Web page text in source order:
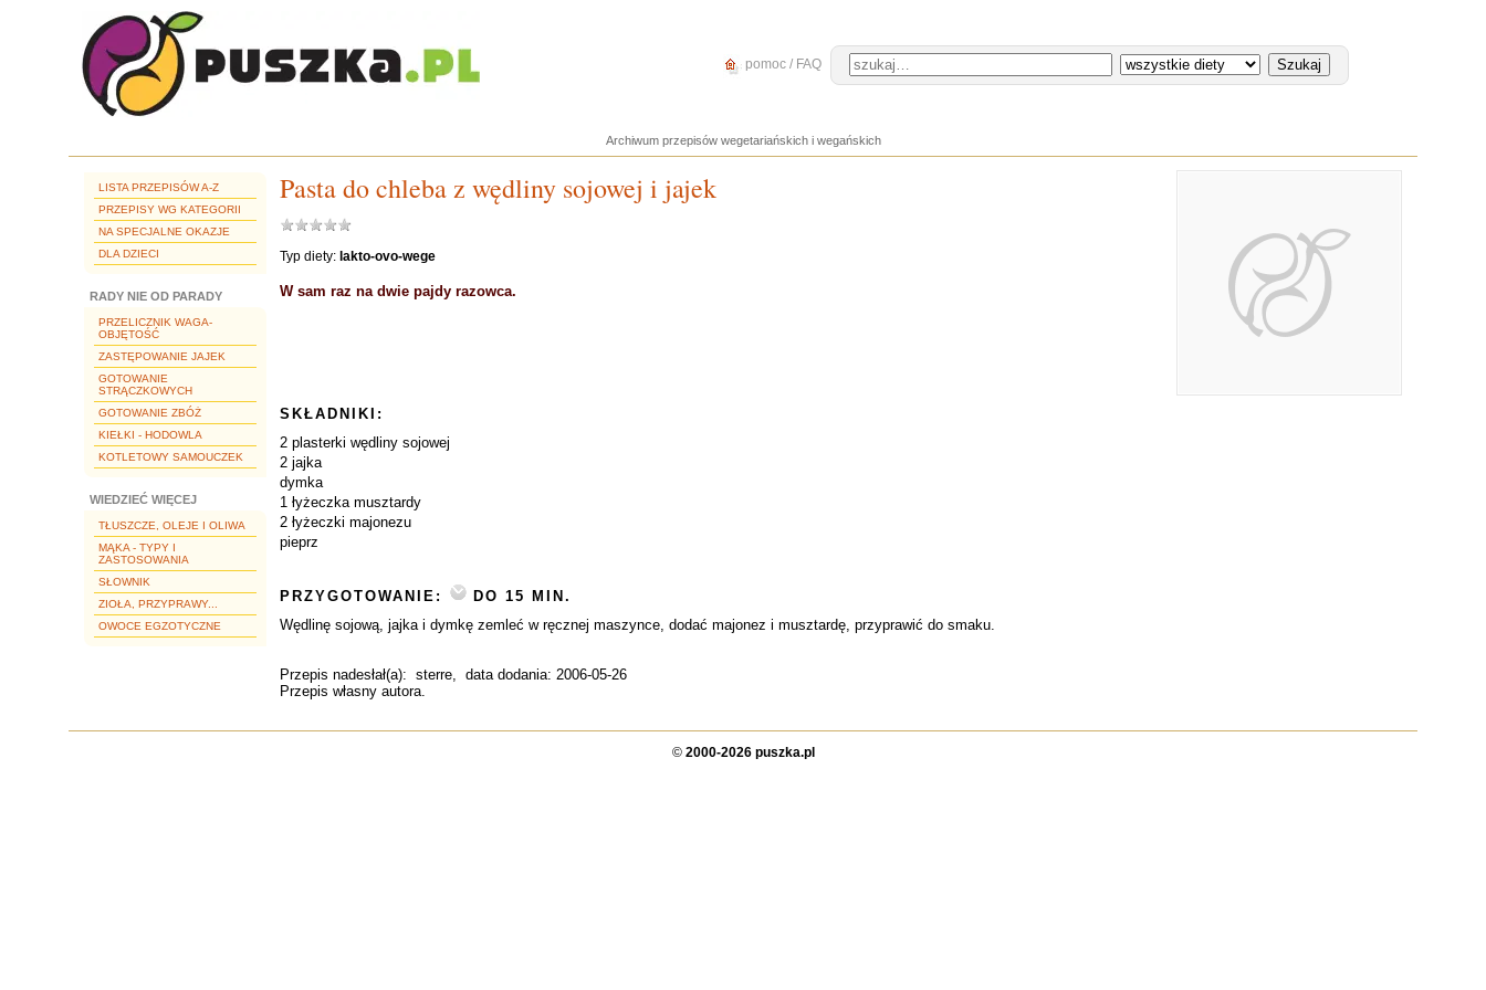
pomoc / FAQ
Archiwum przepisów wegetariańskich i wegańskich
LISTA PRZEPISÓW A-Z
PRZEPISY WG KATEGORII
NA SPECJALNE OKAZJE
DLA DZIECI
RADY NIE OD PARADY
PRZELICZNIK WAGA-
OBJĘTOŚĆ
ZASTĘPOWANIE JAJEK
GOTOWANIE
STRĄCZKOWYCH
GOTOWANIE ZBÓŻ
KIEŁKI - HODOWLA
KOTLETOWY SAMOUCZEK
WIEDZIEĆ WIĘCEJ
TŁUSZCZE, OLEJE I OLIWA
MĄKA - TYPY I
ZASTOSOWANIA
SŁOWNIK
ZIOŁA, PRZYPRAWY...
OWOCE EGZOTYCZNE
Pasta do chleba z wędliny sojowej i jajek
Typ diety: lakto-ovo-wege
W sam raz na dwie pajdy razowca.
SKŁADNIKI:
2 plasterki wędliny sojowej
2 jajka
dymka
1 łyżeczka musztardy
2 łyżeczki majonezu
pieprz
PRZYGOTOWANIE:
DO 15 MIN.
Wędlinę sojową, jajka i dymkę zemleć w ręcznej maszynce, dodać majonez i musztardę, przyprawić do smaku.
Przepis nadesłał(a): sterre, data dodania: 2006-05-26
Przepis własny autora.
© 2000-2026 puszka.pl